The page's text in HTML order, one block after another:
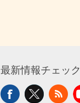
最新情報チェック